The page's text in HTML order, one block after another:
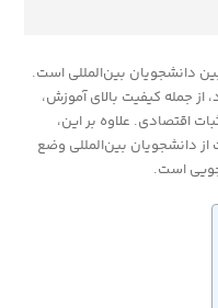
دانشجویان بین‌المللی است.
از جمله کیفیت بالای آموزش،
اقتصادی. علاوه بر این،
از دانشجویان بین‌المللی وضع
است.